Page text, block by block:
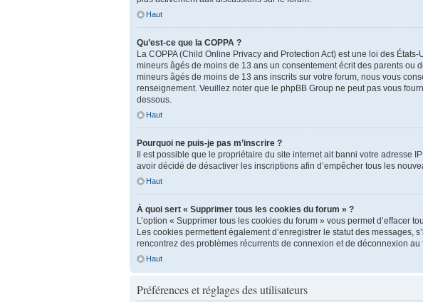
Haut
Qu’est-ce que la COPPA ?
La COPPA (Child Online Privacy and Protection Act) est une loi des
mineurs âgés de moins de 13 ans un consentement écrit des parents ou
mineurs âgés de moins de 13 ans inscrits sur votre forum, nous vous
renseignement. Veuillez noter que le phpBB Group ne peut pas vous
dessous.
Haut
Pourquoi ne puis-je pas m’inscrire ?
Il est possible que le propriétaire du site internet ait banni votre adresse
avoir décidé de désactiver les inscriptions afin d’empêcher tous les
Haut
À quoi sert « Supprimer tous les cookies du forum » ?
L’option « Supprimer tous les cookies du forum » vous permet
Les cookies permettent également d’enregistrer le statut des messages,
rencontrez des problèmes récurrents de connexion et de déconnexion
Haut
Préférences et réglages des utilisateurs